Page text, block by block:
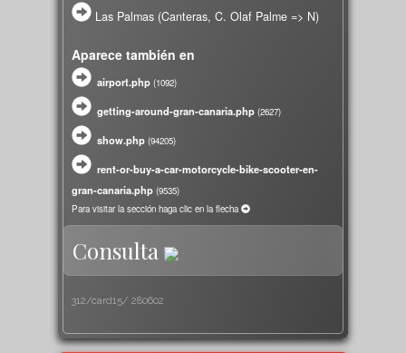
Las Palmas (Canteras, C. Olaf Palme => N)
Aparece también en
airport.php (1092)
getting-around-gran-canaria.php (2627)
show.php (94205)
rent-or-buy-a-car-motorcycle-bike-scooter-en-
gran-canaria.php (9535)
Para visitar la sección haga clic en la flecha
Consulta
312/card15/ 280602